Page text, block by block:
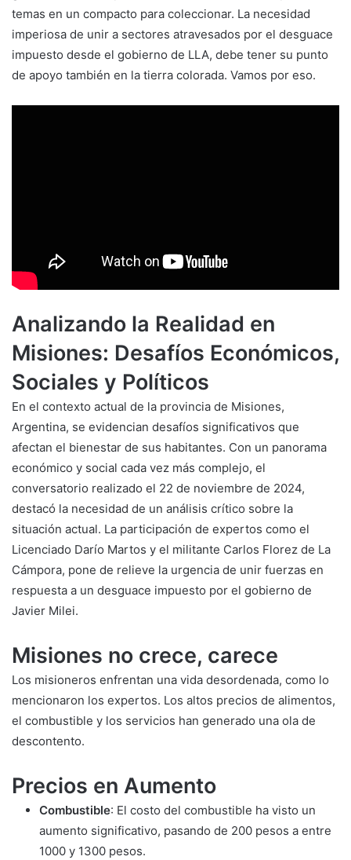
temas en un compacto para coleccionar. La necesidad
imperiosa de unir a sectores atravesados por el desguace
impuesto desde el gobierno de LLA, debe tener su punto
de apoyo también en la tierra colorada. Vamos por eso.
Analizando la Realidad en
Misiones: Desafíos Económicos,
Sociales y Políticos
En el contexto actual de la provincia de Misiones,
Argentina, se evidencian desafíos significativos que
afectan el bienestar de sus habitantes. Con un panorama
económico y social cada vez más complejo, el
conversatorio realizado el 22 de noviembre de 2024,
destacó la necesidad de un análisis crítico sobre la
situación actual. La participación de expertos como el
Licenciado Darío Martos y el militante Carlos Florez de La
Cámpora, pone de relieve la urgencia de unir fuerzas en
respuesta a un desguace impuesto por el gobierno de
Javier Milei.
Misiones no crece, carece
Los misioneros enfrentan una vida desordenada, como lo
mencionaron los expertos. Los altos precios de alimentos,
el combustible y los servicios han generado una ola de
descontento.
Precios en Aumento
Combustible: El costo del combustible ha visto un
aumento significativo, pasando de 200 pesos a entre
1000 y 1300 pesos.